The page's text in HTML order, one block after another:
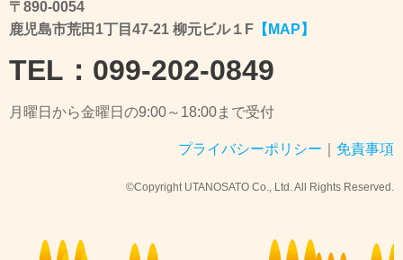
〒890-0054
鹿児島市荒田1丁目47-21 柳元ビル１F 【MAP】
TEL：099-202-0849
月曜日から金曜日の9:00～18:00まで受付
プライバシーポリシー 免責事項
©Copyright UTANOSATO Co., Ltd. All Rights Reserved.